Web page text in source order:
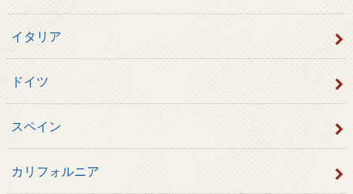
イタリア
ドイツ
スペイン
カリフォルニア